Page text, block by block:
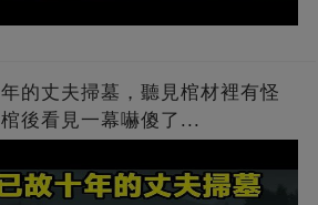
的丈夫掃墓，聽見棺材裡有怪
後看見一幕嚇傻了...